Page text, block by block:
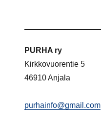
PURHA ry
Kirkkovuorentie 5
46910 Anjala
purhainfo@gmail.com